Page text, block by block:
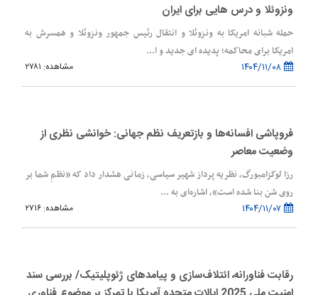
ونزوئلا و درس هایی برای ایران
حمله شبانه امریکا به ونزوئلا و انتقال رئیس جمهور ونزوئلا و همسرش به
امریکا برای محاکمه؛ پدیده ای جدید و ا...
مشاهده: ۲۷۸۱
فروپاشی افسانه‌ها و بازتعریف نظم جهانی: خوانشی نظری از
وضعیت معاصر
رزا لوکزامبورگ، نظریه پرداز شهیر سیاسی، زمانی هشدار داد که «نظمِ شما بر
روی شن بنا شده است»، اشاره‌ای به ...
مشاهده: ۲۷۱۶
رقابت فناورانه، ائتلاف‌سازی و پیامدهای ژئوپلیتیک/ بررسی سند